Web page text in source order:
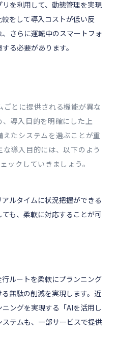
を利用して、動態管理を実現
をして導入コストが低い反
さらに運転中のスマートフォ
る必要があります。
とに提供される機能が異な
導入目的を明確にした上
たシステムを選ぶことが重
導入目的には、以下のよう
ックしていきましょう。
ルタイムに状況把握ができる
も、柔軟に対応することが可
ルートを柔軟にプランニング
無駄の削減を実現します。近
ングを実現する「AIを活用し
テムも、一部サービスで提供